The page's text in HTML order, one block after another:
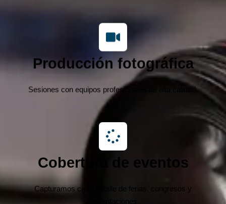
Producción fotográfica
Sesiones con equipos profesionales de alta calidad.
Cobertura de eventos
Capturamos cada detalle de ferias, congresos y
presentaciones.